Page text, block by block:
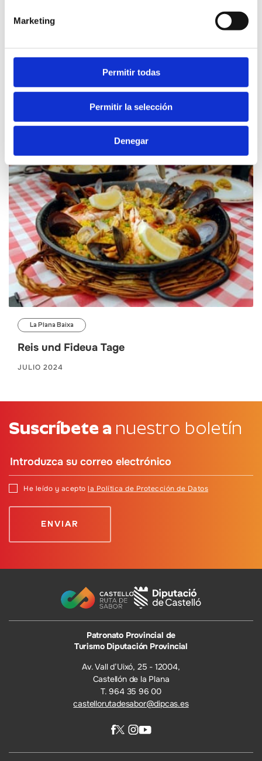
Marketing
Permitir todas
Permitir la selección
Denegar
I FERIA NAVIDEÑA DE LA TRUFA Y DEL
PRODUCTO DEL ALTO PALANCIA
18 DICIEMBRE 2024
La Plana Baixa
Reis und Fideua Tage
JULIO 2024
Suscríbete a nuestro boletín
He leído y acepto la Política de Protección de Datos
Patronato Provincial de
Turismo Diputación Provincial
Av. Vall d’Uixó, 25 - 12004,
Castellón de la Plana
T. 964 35 96 00
castellorutadesabor@dipcas.es